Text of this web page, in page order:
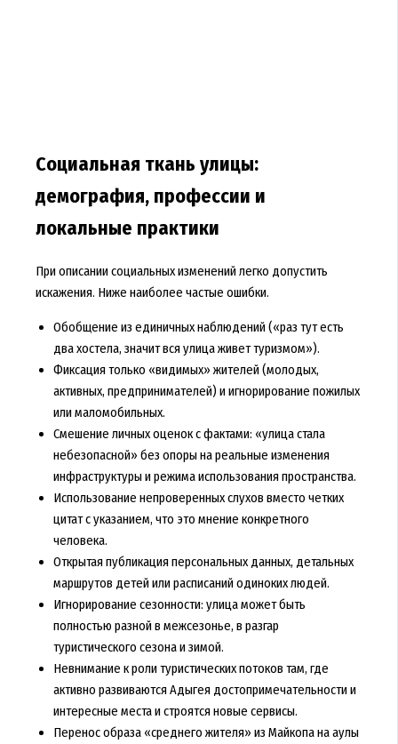
Социальная ткань улицы:
демография, профессии и
локальные практики
При описании социальных изменений легко допустить
искажения. Ниже наиболее частые ошибки.
Обобщение из единичных наблюдений («раз тут есть
два хостела, значит вся улица живет туризмом»).
Фиксация только «видимых» жителей (молодых,
активных, предпринимателей) и игнорирование пожилых
или маломобильных.
Смешение личных оценок с фактами: «улица стала
небезопасной» без опоры на реальные изменения
инфраструктуры и режима использования пространства.
Использование непроверенных слухов вместо четких
цитат с указанием, что это мнение конкретного
человека.
Открытая публикация персональных данных, детальных
маршрутов детей или расписаний одиноких людей.
Игнорирование сезонности: улица может быть
полностью разной в межсезонье, в разгар
туристического сезона и зимой.
Невнимание к роли туристических потоков там, где
активно развиваются Адыгея достопримечательности и
интересные места и строятся новые сервисы.
Перенос образа «среднего жителя» из Майкопа на аулы